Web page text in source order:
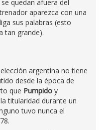
quedan afuera del
aparezca con una
sus palabras (esto
tan grande).
argentina no tiene
desde la época de
que Pumpido y
titularidad durante un
tuvo nunca el